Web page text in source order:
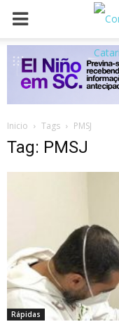
Inicio Tags PMSJ
Tag: PMSJ
Rápidas